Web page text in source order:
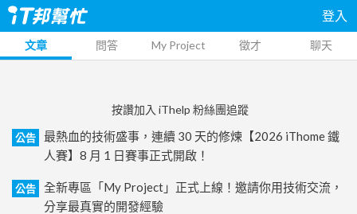
登入
文章 問答 My Project 徵才 聊天
按讚加入 iThelp 粉絲團追蹤
公告
最熱血的技術盛事，連續 30 天的修煉【2026 iThome 鐵
人賽】8 月 1 日賽事正式開啟！
公告
全新專區「My Project」正式上線！邀請你用技術交流，
分享最真實的開發經驗